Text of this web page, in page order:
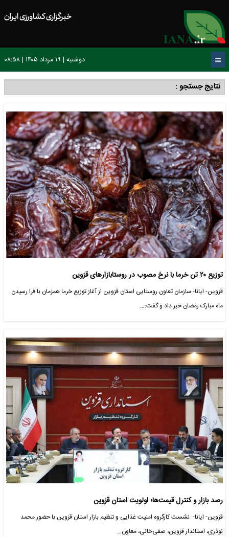
خبرگزاری کشاورزی ایران
دوشنبه | ۱۹ مرداد ۱۴۰۵ | ۰۸:۵۸
نتایج جستجو :
توزیع ۲۰ تن خرما با نرخ مصوب در روستا‌بازارهای قزوین
قزوین- ایانا- سازمان تعاون روستایی استان قزوین از آغاز توزیع خرما همزمان با فرا رسیدن
ماه مبارک رمضان خبر داد و گفت:…
رصد بازار و کنترل قیمت‌ها؛ اولویت استان قزوین
قزوین- ایانا- نشست کارگروه امنیت غذایی و تنظیم بازار استان قزوین با حضور محمد
نوذری، استاندار قزوین، صفی‌خانی، معاون…